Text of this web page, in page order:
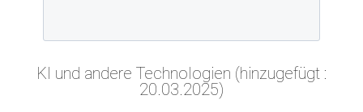
KI und andere Technologien (hinzugefügt :
20.03.2025)